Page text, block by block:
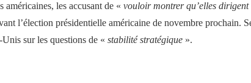
américaines, les accusant de « vouloir montrer qu’elles dirigent
l’élection présidentielle américaine de novembre prochain.
Unis sur les questions de « stabilité stratégique ».